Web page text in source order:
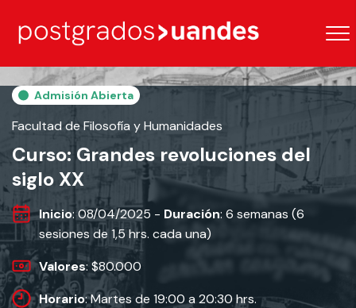
Admisión Abierta
Facultad de Filosofía y Humanidades
Curso: Grandes revoluciones del
siglo XX
Inicio: 08/04/2025 - Duración: 6 semanas (6
sesiones de 1,5 hrs. cada una)
Valores: $80.000
Horario: Martes de 19:00 a 20:30 hrs.